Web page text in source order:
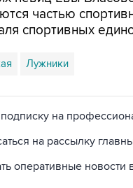
частью
спортивных
Лужники
подписку на
на рассылку
оперативные